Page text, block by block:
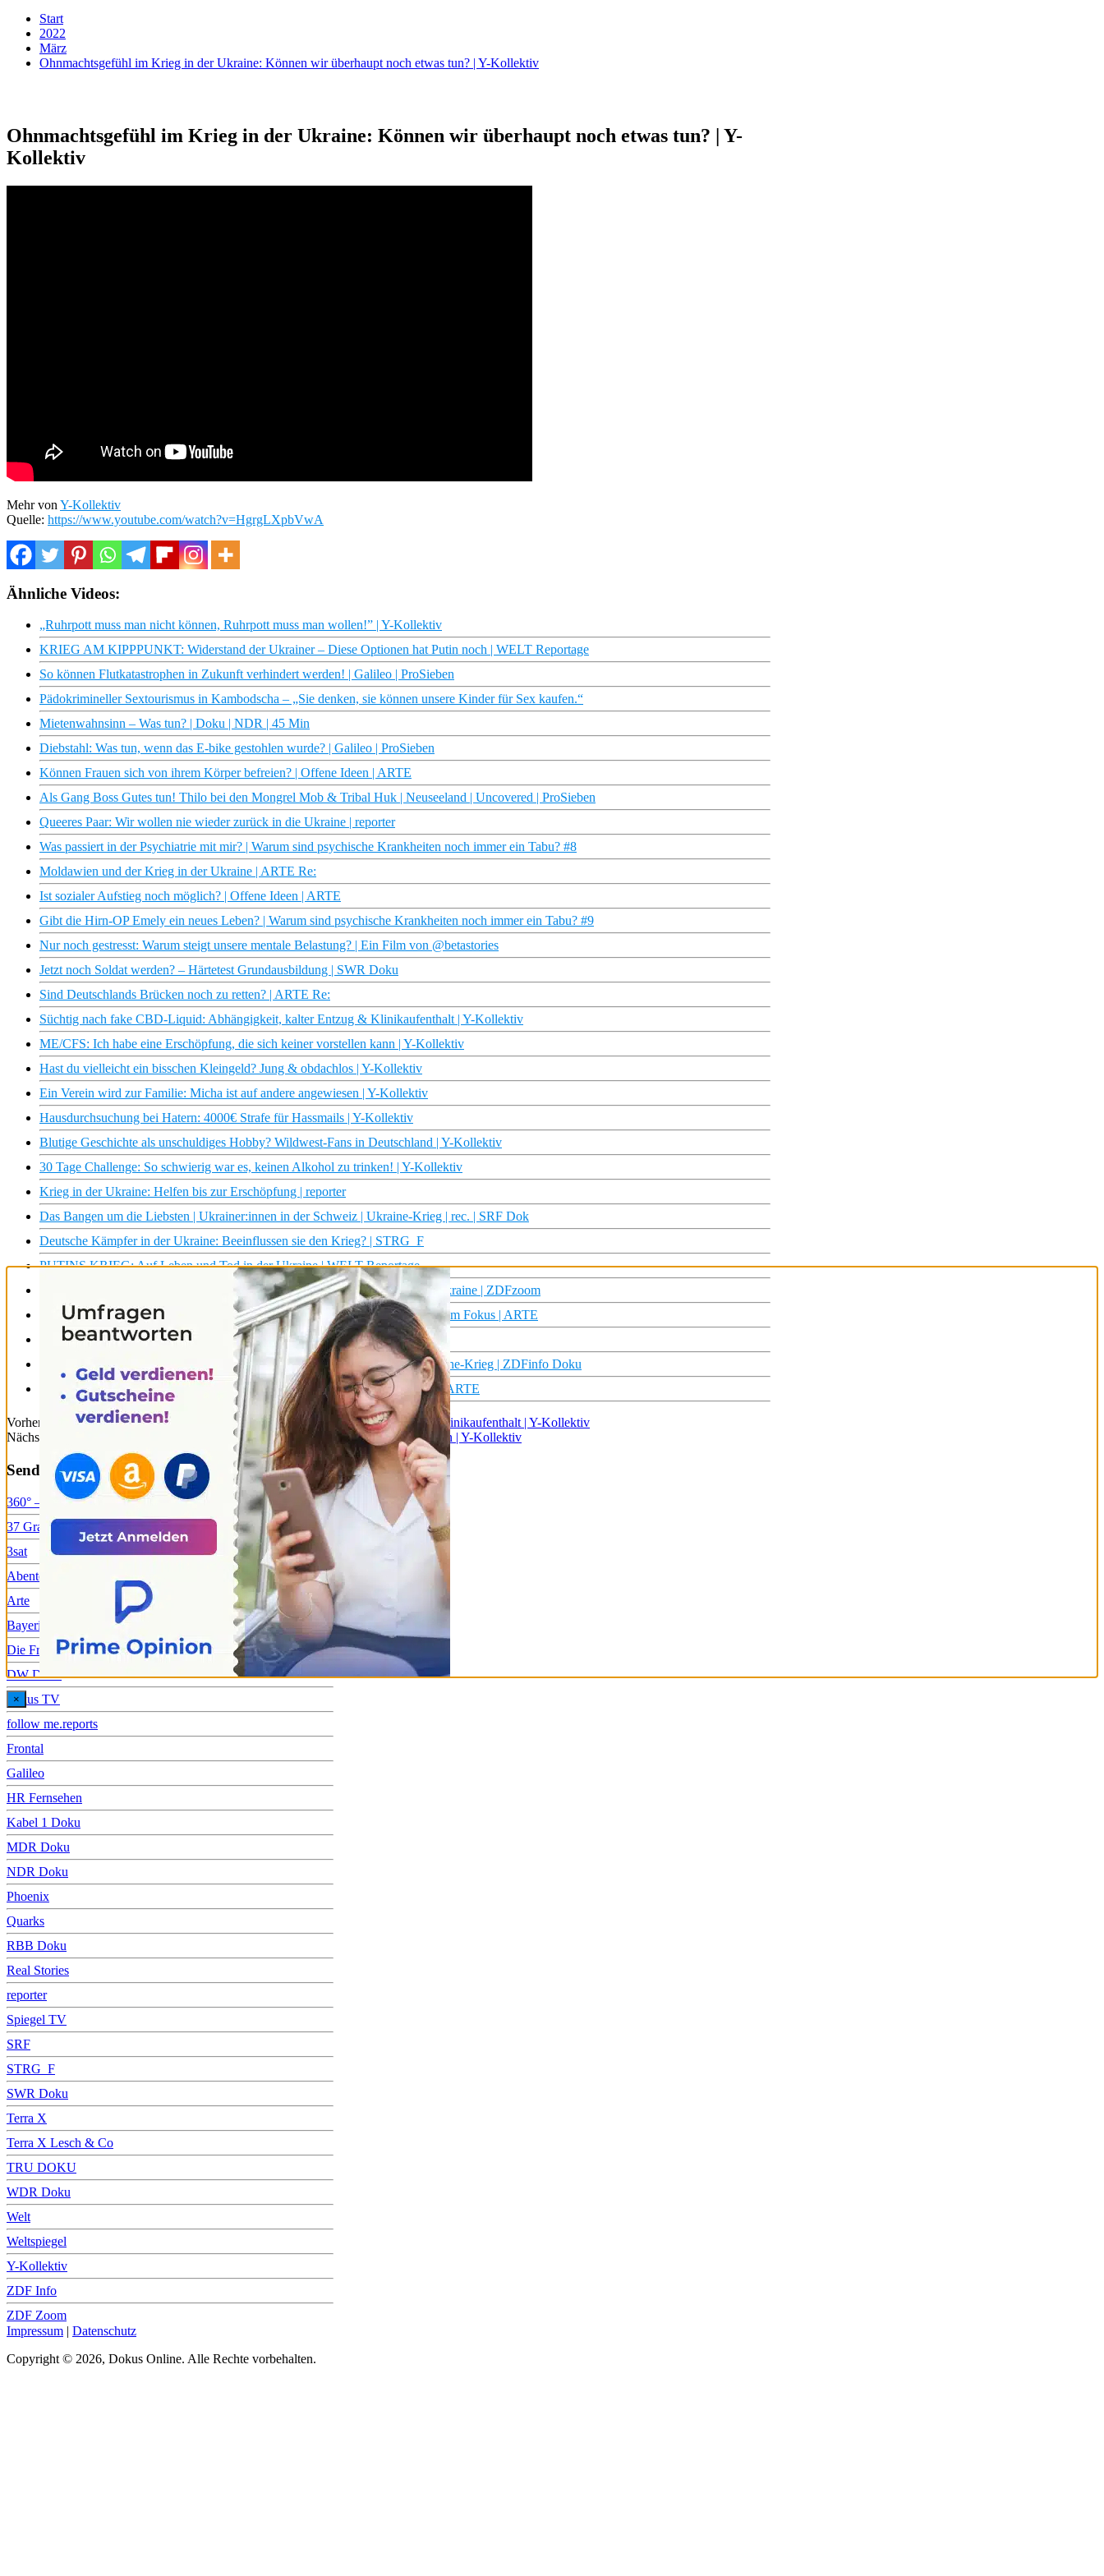
Start
2022
März
Ohnmachtsgefühl im Krieg in der Ukraine: Können wir überhaupt noch etwas tun? | Y-Kollektiv
Ohnmachtsgefühl im Krieg in der Ukraine: Können wir überhaupt noch etwas tun? | Y-
Kollektiv
Mehr von Y-Kollektiv
Quelle: https://www.youtube.com/watch?v=HgrgLXpbVwA
Ähnliche Videos:
„Ruhrpott muss man nicht können, Ruhrpott muss man wollen!” | Y-Kollektiv
KRIEG AM KIPPPUNKT: Widerstand der Ukrainer – Diese Optionen hat Putin noch | WELT Reportage
So können Flutkatastrophen in Zukunft verhindert werden! | Galileo | ProSieben
Pädokrimineller Sextourismus in Kambodscha – „Sie denken, sie können unsere Kinder für Sex kaufen.“
Mietenwahnsinn – Was tun? | Doku | NDR | 45 Min
Diebstahl: Was tun, wenn das E-bike gestohlen wurde? | Galileo | ProSieben
Können Frauen sich von ihrem Körper befreien? | Offene Ideen | ARTE
Als Gang Boss Gutes tun! Thilo bei den Mongrel Mob & Tribal Huk | Neuseeland | Uncovered | ProSieben
Queeres Paar: Wir wollen nie wieder zurück in die Ukraine | reporter
Was passiert in der Psychiatrie mit mir? | Warum sind psychische Krankheiten noch immer ein Tabu? #8
Moldawien und der Krieg in der Ukraine | ARTE Re:
Ist sozialer Aufstieg noch möglich? | Offene Ideen | ARTE
Gibt die Hirn-OP Emely ein neues Leben? | Warum sind psychische Krankheiten noch immer ein Tabu? #9
Nur noch gestresst: Warum steigt unsere mentale Belastung? | Ein Film von @betastories
Jetzt noch Soldat werden? – Härtetest Grundausbildung | SWR Doku
Sind Deutschlands Brücken noch zu retten? | ARTE Re:
Süchtig nach fake CBD-Liquid: Abhängigkeit, kalter Entzug & Klinikaufenthalt | Y-Kollektiv
ME/CFS: Ich habe eine Erschöpfung, die sich keiner vorstellen kann | Y-Kollektiv
Hast du vielleicht ein bisschen Kleingeld? Jung & obdachlos | Y-Kollektiv
Ein Verein wird zur Familie: Micha ist auf andere angewiesen | Y-Kollektiv
Hausdurchsuchung bei Hatern: 4000€ Strafe für Hassmails | Y-Kollektiv
Blutige Geschichte als unschuldiges Hobby? Wildwest-Fans in Deutschland | Y-Kollektiv
30 Tage Challenge: So schwierig war es, keinen Alkohol zu trinken! | Y-Kollektiv
Krieg in der Ukraine: Helfen bis zur Erschöpfung | reporter
Das Bangen um die Liebsten | Ukrainer:innen in der Schweiz | Ukraine-Krieg | rec. | SRF Dok
Deutsche Kämpfer in der Ukraine: Beeinflussen sie den Krieg? | STRG_F
PUTINS KRIEG: Auf Leben und Tod in der Ukraine | WELT Reportage
Endstation Krieg: Das Scheitern der Diplomatie – Russlands Angriff auf die Ukraine | ZDFzoom
Massenmord und Flucht: 40 Tage Krieg in der Ukraine | Mit offenen Karten – Im Fokus | ARTE
Ukraine: Krieg auf der Schiene | ARTE Reportage
Steigende Preise bei Gas, Strom und Benzin. Der Preisschock durch den Ukraine-Krieg | ZDFinfo Doku
Krieg in der Ukraine: Indien doppeltes Spiel | Mit offenen Karten – Im Fokus |ARTE
Vorheriger Beitrag Süchtig nach fake CBD-Liquid: Abhängigkeit, kalter Entzug & Klinikaufenthalt | Y-Kollektiv
Nächster Beitrag
ME/CFS: Ich habe eine Erschöpfung, die sich keiner vorstellen kann | Y-Kollektiv
Sender & Sendungen
360° – GEO Reportage
37 Grad
3sat
Abenteuer Leben
Arte
Bayerisches Fernsehen
Die Frage
DW Doku
Fokus TV
follow me.reports
Frontal
Galileo
HR Fernsehen
Kabel 1 Doku
MDR Doku
NDR Doku
Phoenix
Quarks
RBB Doku
Real Stories
reporter
Spiegel TV
SRF
STRG_F
SWR Doku
Terra X
Terra X Lesch & Co
TRU DOKU
WDR Doku
Welt
Weltspiegel
Y-Kollektiv
ZDF Info
ZDF Zoom
Impressum | Datenschutz
Copyright © 2026, Dokus Online. Alle Rechte vorbehalten.
×